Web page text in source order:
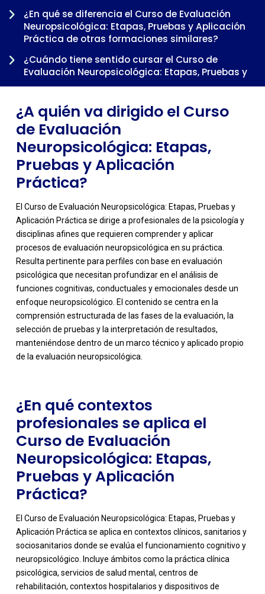
¿En qué se diferencia el Curso de Evaluación
Neuropsicológica: Etapas, Pruebas y Aplicación
Práctica de otras formaciones similares?
¿Cuándo tiene sentido cursar el Curso de
Evaluación Neuropsicológica: Etapas, Pruebas y
Aplicación Práctica dentro de una trayectoria
¿A quién va dirigido el Curso
de Evaluación
Neuropsicológica: Etapas,
Pruebas y Aplicación
Práctica?
El Curso de Evaluación Neuropsicológica: Etapas, Pruebas y
Aplicación Práctica se dirige a profesionales de la psicología y
disciplinas afines que requieren comprender y aplicar
procesos de evaluación neuropsicológica en su práctica.
Resulta pertinente para perfiles con base en evaluación
psicológica que necesitan profundizar en el análisis de
funciones cognitivas, conductuales y emocionales desde un
enfoque neuropsicológico. El contenido se centra en la
comprensión estructurada de las fases de la evaluación, la
selección de pruebas y la interpretación de resultados,
manteniéndose dentro de un marco técnico y aplicado propio
de la evaluación neuropsicológica.
-
¿En qué contextos
profesionales se aplica el
Curso de Evaluación
Neuropsicológica: Etapas,
Pruebas y Aplicación
Práctica?
El Curso de Evaluación Neuropsicológica: Etapas, Pruebas y
Aplicación Práctica se aplica en contextos clínicos, sanitarios y
sociosanitarios donde se evalúa el funcionamiento cognitivo y
neuropsicológico. Incluye ámbitos como la práctica clínica
psicológica, servicios de salud mental, centros de
rehabilitación, contextos hospitalarios y dispositivos de